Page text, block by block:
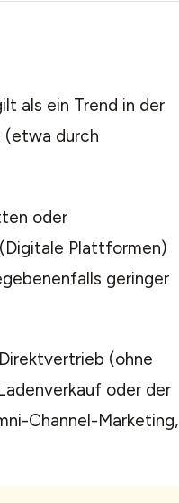
als ein Trend in der
(etwa durch
oder
Plattformen)
geringer
(ohne
oder der
Channel-Marketing,